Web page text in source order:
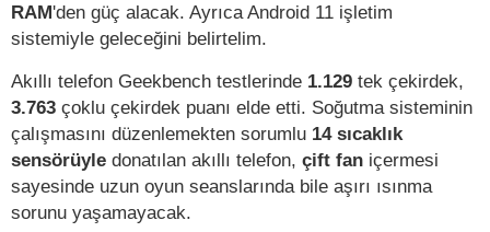
RAM'den güç alacak. Ayrıca Android 11 işletim
sistemiyle geleceğini belirtelim.
Akıllı telefon Geekbench testlerinde 1.129 tek çekirdek,
3.763 çoklu çekirdek puanı elde etti. Soğutma sisteminin
çalışmasını düzenlemekten sorumlu 14 sıcaklık
sensörüyle donatılan akıllı telefon, çift fan içermesi
sayesinde uzun oyun seanslarında bile aşırı ısınma
sorunu yaşamayacak.